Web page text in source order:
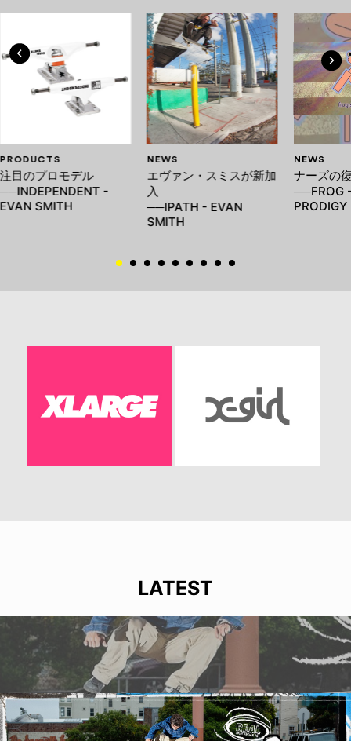
PRODUCTS
注目のプロモデル
──INDEPENDENT -
EVAN SMITH
NEWS
エヴァン・スミスが新加
入
──IPATH - EVAN
SMITH
NEWS
ナーズの
──FROG
PRODIGY
LATEST